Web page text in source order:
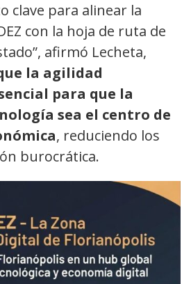
clave para alinear la
con la hoja de ruta de
afirmó Lecheta,
la agilidad
para que la
sea el centro de
, reduciendo los
burocrática.